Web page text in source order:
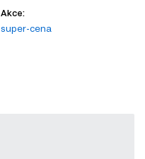
Akce:
super-cena